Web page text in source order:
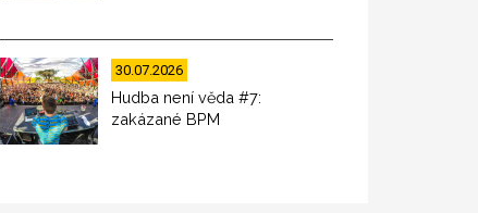
30.07.2026
Hudba není věda #7:
zakázané BPM